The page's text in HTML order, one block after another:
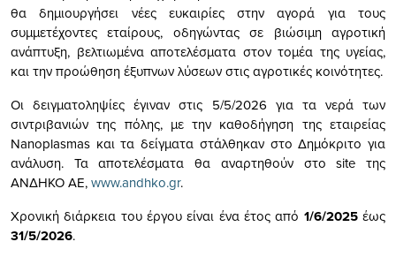
θα δημιουργήσει νέες ευκαιρίες στην αγορά για τους
συμμετέχοντες εταίρους, οδηγώντας σε βιώσιμη αγροτική
ανάπτυξη, βελτιωμένα αποτελέσματα στον τομέα της υγείας,
και την προώθηση έξυπνων λύσεων στις αγροτικές κοινότητες.
Οι δειγματοληψίες έγιναν στις 5/5/2026 για τα νερά των
σιντριβανιών της πόλης, με την καθοδήγηση της εταιρείας
Nanoplasmas και τα δείγματα στάλθηκαν στο Δημόκριτο για
ανάλυση. Τα αποτελέσματα θα αναρτηθούν στο site της
ΑΝΔΗΚΟ ΑΕ,www.andhko.gr.
Χρονική διάρκεια του έργου είναι ένα έτος από 1/6/2025έως
31/5/2026.